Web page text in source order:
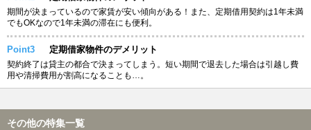
期間が決まっているので家賃が安い傾向がある！また、定期借用契約は1年未満
でもOKなので1年未満の滞在にも便利。
Point3 定期借家物件のデメリット
契約終了は貸主の都合で決まってしまう。短い期間で退去した場合は引越し費
用や清掃費用が割高になることも…。
その他の特集一覧